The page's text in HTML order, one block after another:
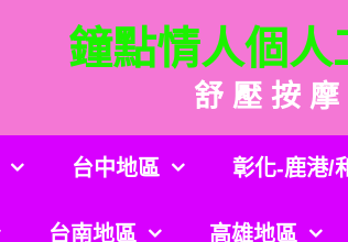
鐘點情人個人
舒 壓 按 摩
台中地區 彰化-鹿港/
台南地區 高雄地區